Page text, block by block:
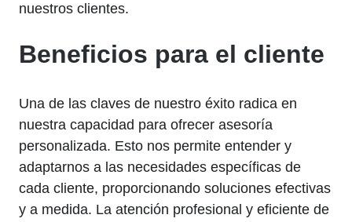
nuestros clientes.
Beneficios para el cliente
Una de las claves de nuestro éxito radica en
nuestra capacidad para ofrecer asesoría
personalizada. Esto nos permite entender y
adaptarnos a las necesidades específicas de
cada cliente, proporcionando soluciones efectivas
y a medida. La atención profesional y eficiente de